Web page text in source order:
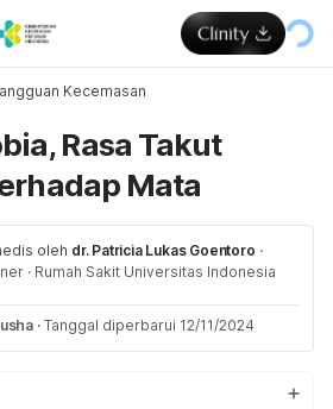
Kecemasan
Rasa Takut
Mata
oleh dr. Patricia Lukas Goentoro ·
· Rumah Sakit Universitas Indonesia
· Tanggal diperbarui 12/11/2024